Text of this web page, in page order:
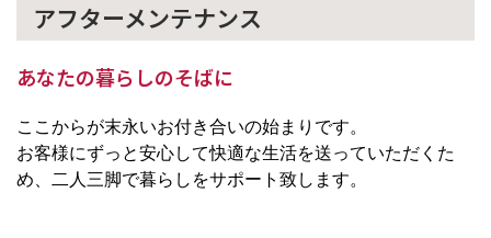
アフターメンテナンス
あなたの暮らしのそばに
ここからが末永いお付き合いの始まりです。
お客様にずっと安心して快適な生活を送っていただくた
め、二人三脚で暮らしをサポート致します。